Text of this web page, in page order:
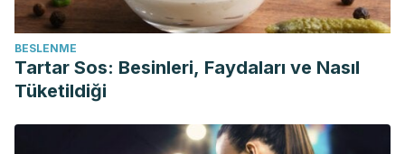
BESLENME
Tartar Sos: Besinleri, Faydaları ve Nasıl
Tüketildiği